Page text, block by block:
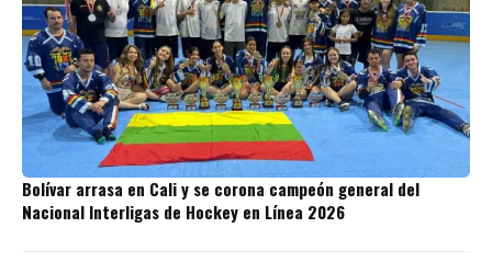
Bolívar arrasa en Cali y se corona campeón general del
Nacional Interligas de Hockey en Línea 2026